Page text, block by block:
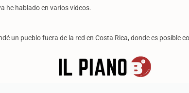
he hablado en varios videos.
un pueblo fuera de la red en Costa Rica, donde es